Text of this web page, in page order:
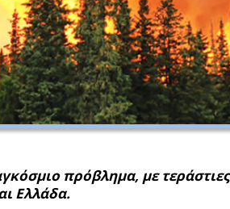
πρόβλημα, με τεράστιες
Ελλάδα.